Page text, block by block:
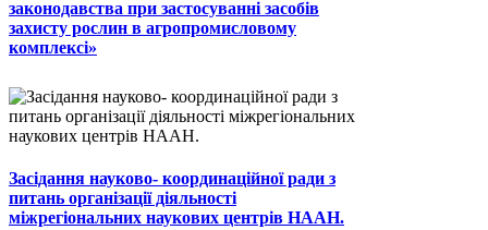
законодавства при застосуванні засобів
захисту рослин в агропромисловому
комплексі»
Засідання науково- координаційної ради з
питань організації діяльності
міжрегіональних наукових центрів НААН.